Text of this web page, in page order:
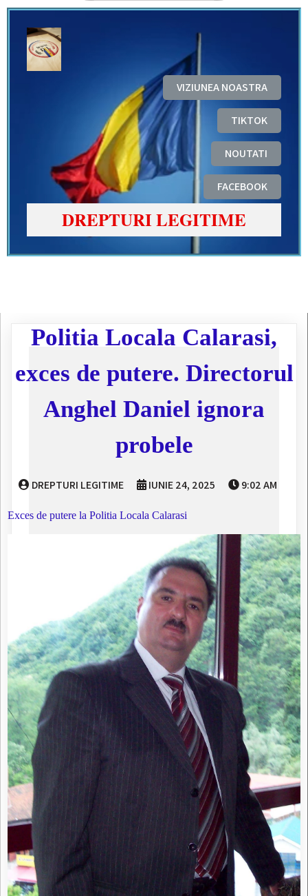
VIZIUNEA NOASTRA
TIKTOK
NOUTATI
FACEBOOK
DREPTURI LEGITIME
Politia Locala Calarasi,
exces de putere. Directorul
Anghel Daniel ignora
probele
DREPTURI LEGITIME IUNIE 24, 2025 9:02 AM
Exces de putere la Politia Locala Calarasi